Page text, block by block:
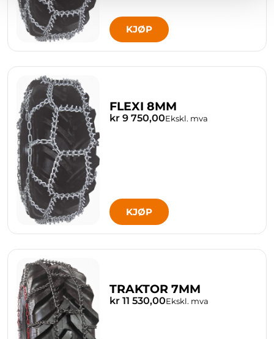
KJØP
FLEXI 8MM
kr 9 750,00Ekskl. mva
KJØP
TRAKTOR 7MM
kr 11 530,00Ekskl. mva